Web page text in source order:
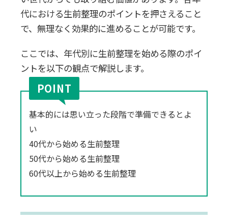
代における生前整理のポイントを押さえること
で、無理なく効果的に進めることが可能です。
ここでは、年代別に生前整理を始める際のポイ
ントを以下の観点で解説します。
基本的には思い立った段階で準備できるとよ
い
40代から始める生前整理
50代から始める生前整理
60代以上から始める生前整理